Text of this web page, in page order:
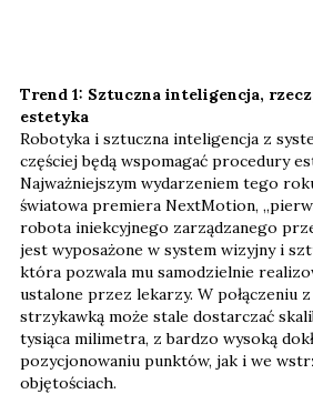
Trend 1: Sztuczna inteligencja,
estetyka
Robotyka i sztuczna inteligencja z
częściej będą wspomagać procedury
Najważniejszym wydarzeniem tego
światowa premiera NextMotion,
robota iniekcyjnego zarządzanego
jest wyposażone w system wizyjny i
która pozwala mu samodzielnie
ustalone przez lekarzy. W połączeniu
strzykawką może stale dostarczać
tysiąca milimetra, z bardzo wysoką
pozycjonowaniu punktów, jak i we
objętościach.